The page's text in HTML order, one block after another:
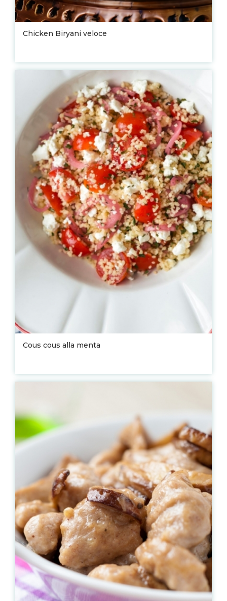
Chicken Biryani veloce
Cous cous alla menta